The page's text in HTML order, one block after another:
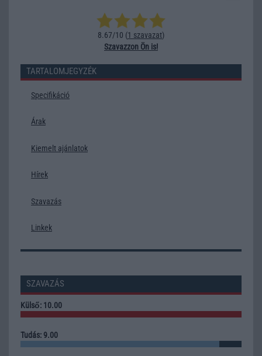
8.67/10 (1 szavazat)
Szavazzon Ön is!
TARTALOMJEGYZÉK
Specifikáció
Árak
Kiemelt ajánlatok
Hírek
Szavazás
Linkek
SZAVAZÁS
Külső: 10.00
Tudás: 9.00